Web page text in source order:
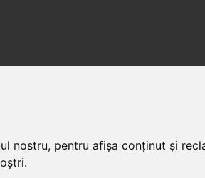
nostru, pentru afișa conținut și